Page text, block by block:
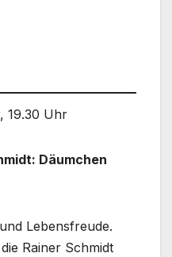
19.30 Uhr
Däumchen
Lebensfreude.
Rainer Schmidt